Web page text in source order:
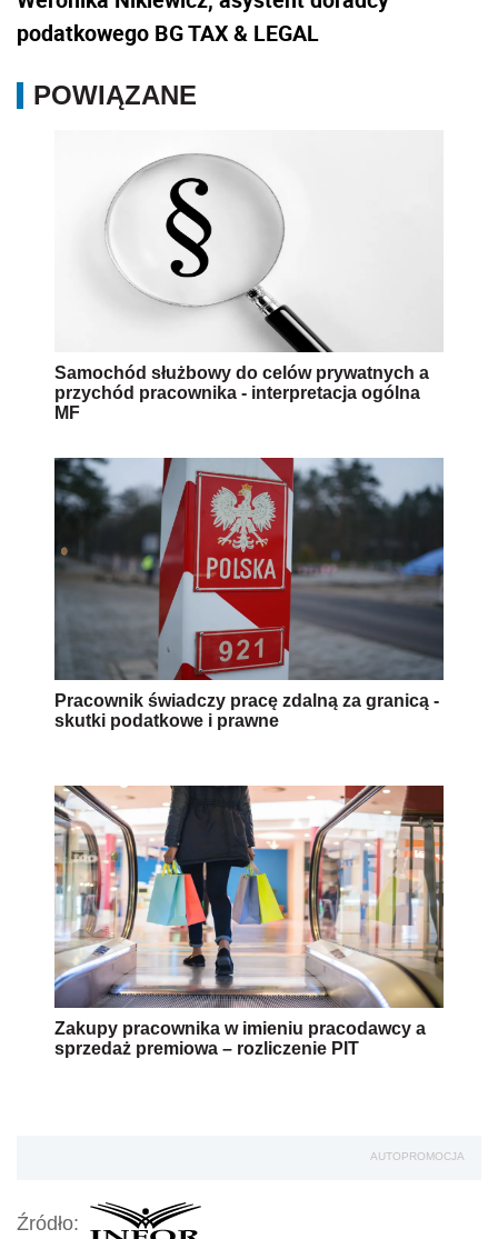
podatkowego BG TAX & LEGAL
POWIĄZANE
Samochód służbowy do celów prywatnych a
przychód pracownika - interpretacja ogólna
MF
Pracownik świadczy pracę zdalną za granicą -
skutki podatkowe i prawne
Zakupy pracownika w imieniu pracodawcy a
sprzedaż premiowa – rozliczenie PIT
AUTOPROMOCJA
Źródło: